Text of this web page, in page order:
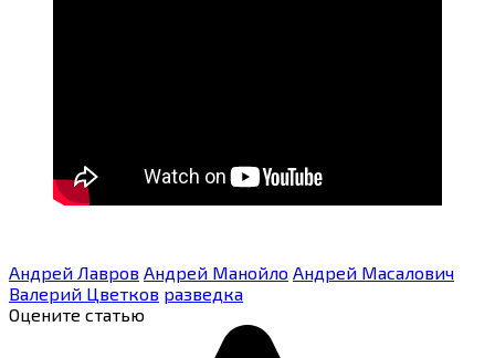
Андрей Лавров Андрей Манойло Андрей Масалович
Валерий Цветков разведка
Оцените статью